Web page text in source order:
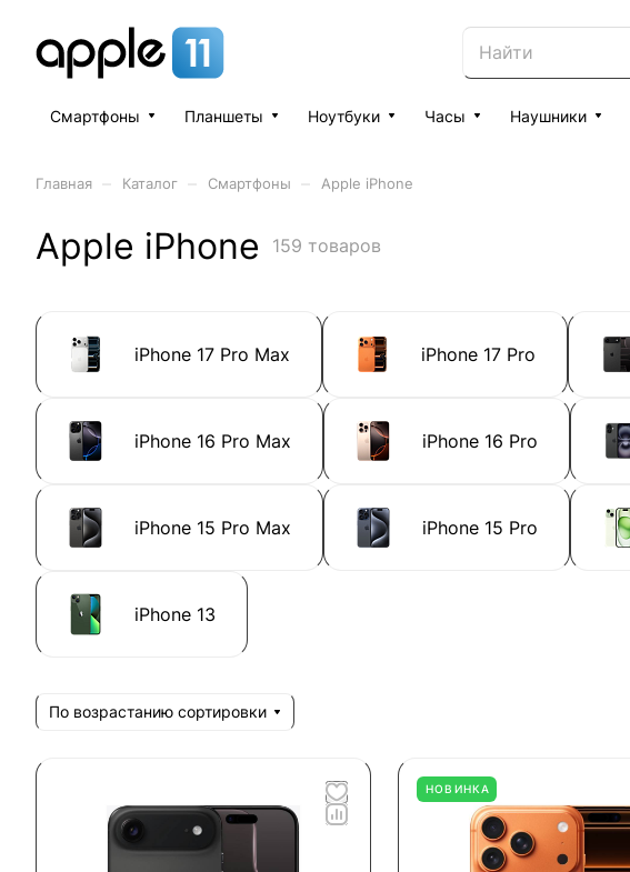
Смартфоны Планшеты Ноутбуки Часы Наушники
Главная Каталог Смартфоны Apple iPhone
Apple iPhone 159 товаров
iPhone 17 Pro Max iPhone 17 Pro
iPhone 16 Pro Max iPhone 16 Pro
iPhone 15 Pro Max iPhone 15 Pro
iPhone 13
По возрастанию сортировки
НОВИНКА